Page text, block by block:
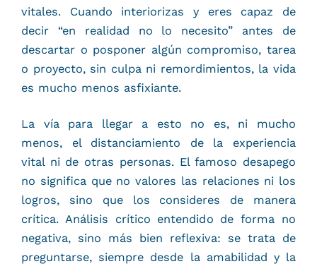
vitales. Cuando interiorizas y eres capaz de
decir “en realidad no lo necesito” antes de
descartar o posponer algún compromiso, tarea
o proyecto, sin culpa ni remordimientos, la vida
es mucho menos asfixiante.
La vía para llegar a esto no es, ni mucho
menos, el distanciamiento de la experiencia
vital ni de otras personas. El famoso desapego
no significa que no valores las relaciones ni los
logros, sino que los consideres de manera
crítica. Análisis crítico entendido de forma no
negativa, sino más bien reflexiva: se trata de
preguntarse, siempre desde la amabilidad y la